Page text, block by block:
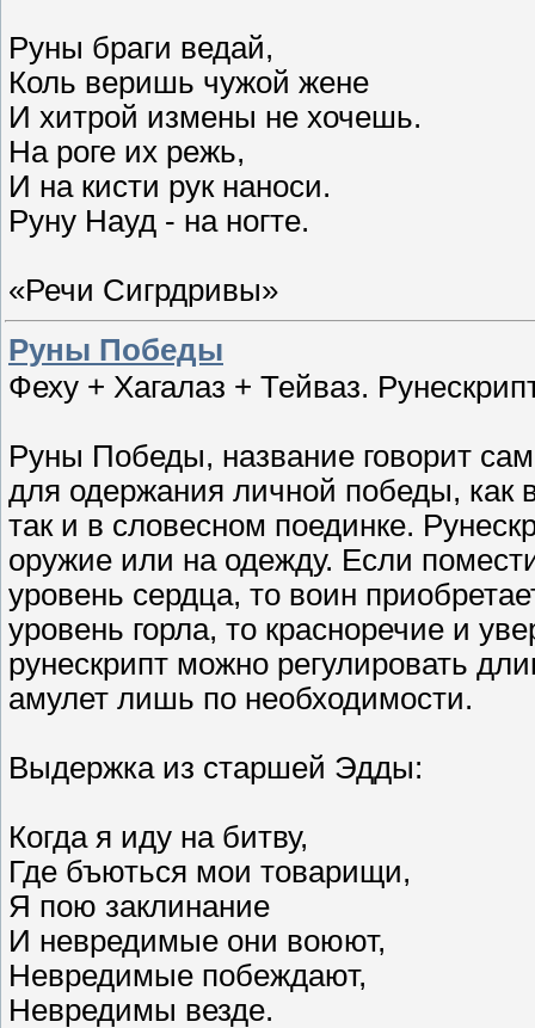
Руны браги ведай,
Коль веришь чужой жене
И хитрой измены не хочешь.
На роге их режь,
И на кисти рук наноси.
Руну Науд - на ногте.
«Речи Сигрдривы»
Руны Победы
Феху + Хагалаз + Тейваз.
Руны Победы, название говорит
для одержания личной победы, как
так и в словесном поединке.
оружие или на одежду. Если
уровень сердца, то воин
уровень горла, то красноречие и
рунескрипт можно регулировать
амулет лишь по необходимости.
Выдержка из старшей Эдды:
Когда я иду на битву,
Где бъються мои товарищи,
Я пою заклинание
И невредимые они воюют,
Невредимые побеждают,
Невредимы везде.